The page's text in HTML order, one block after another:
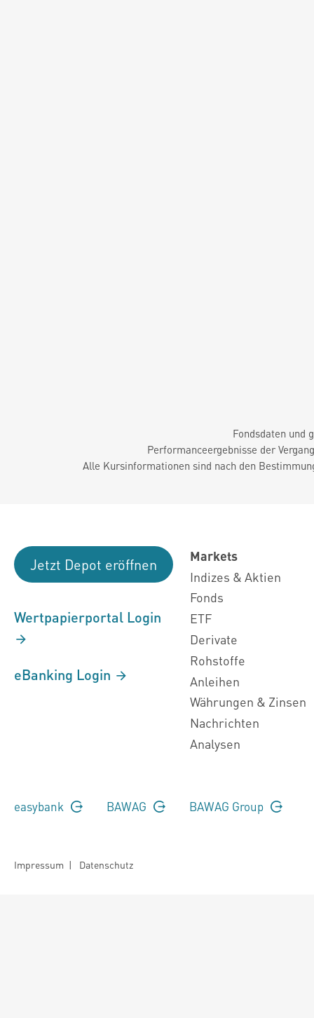
Fondsdaten und
Performanceergebnisse der
Alle Kursinformationen sind nach den
Jetzt Depot eröffnen
Wertpapierportal Login
eBanking Login
Markets
Indizes & Aktien
Fonds
ETF
Derivate
Rohstoffe
Anleihen
Währungen & Zinsen
Nachrichten
Analysen
easybank BAWAG BAWAG Group
Impressum | Datenschutz